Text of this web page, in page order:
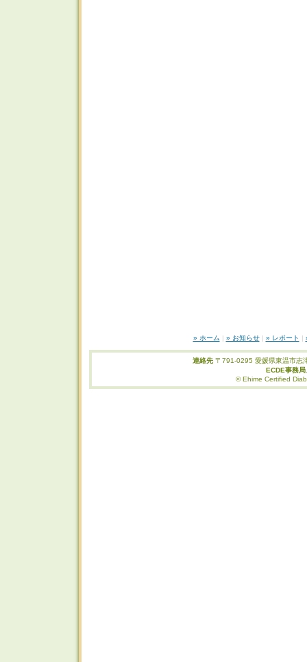
» ホーム | » お知らせ| » レポート |
連絡先 〒791-0295 愛媛県東温市志
ECDE事務
© Ehime Certified